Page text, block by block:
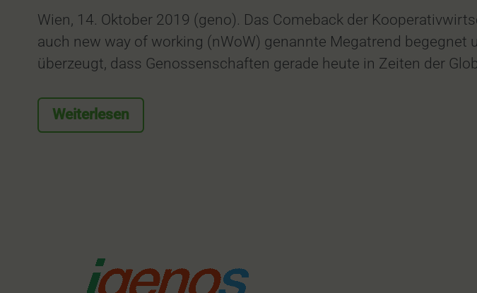
Wien, 14. Oktober 2019 (geno). Das Comeback der
auch new way of working (nWoW) genannte Megatrend begegnet
überzeugt, dass Genossenschaften gerade heute in Zeiten der
Weiterlesen